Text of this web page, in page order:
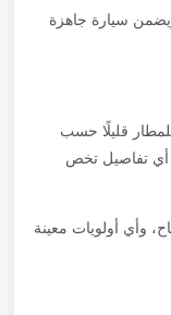
سيارة جاهزة
قليلًا حسب
تفاصيل تخص
وأي أولويات معينة